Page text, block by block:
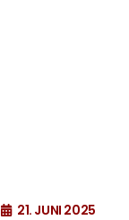
21. JUNI 2025